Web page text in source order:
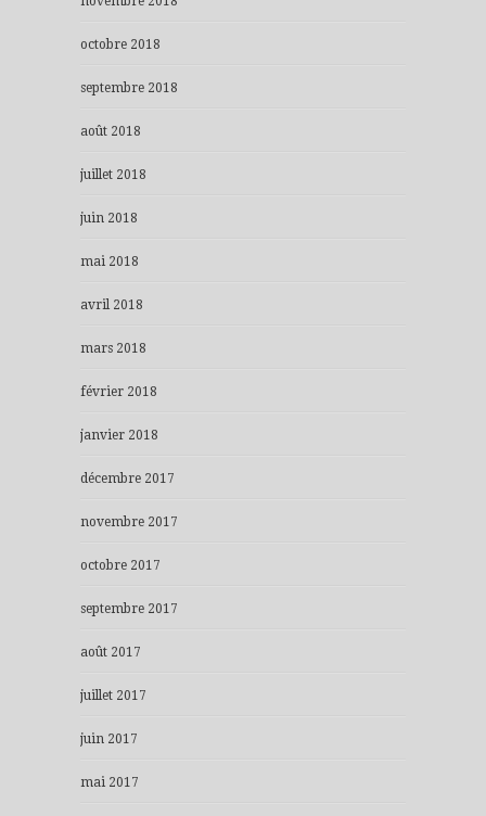
octobre 2018
septembre 2018
août 2018
juillet 2018
juin 2018
mai 2018
avril 2018
mars 2018
février 2018
janvier 2018
décembre 2017
novembre 2017
octobre 2017
septembre 2017
août 2017
juillet 2017
juin 2017
mai 2017